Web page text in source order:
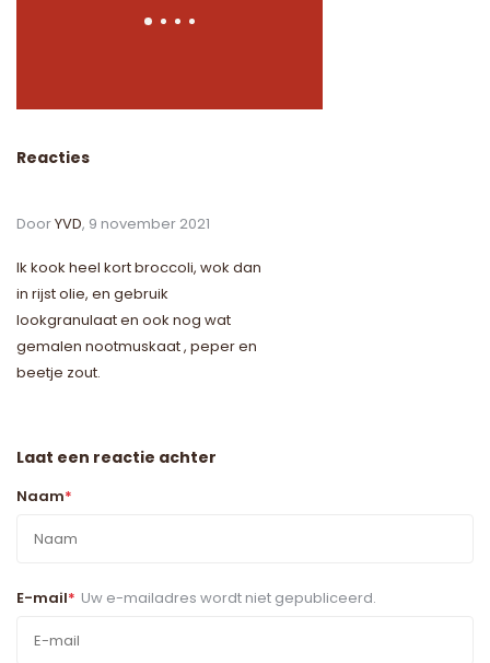
Reacties
DoorYVD, 9 november 2021
Ik kook heel kort broccoli, wok dan
in rijst olie, en gebruik
lookgranulaat en ook nog wat
gemalen nootmuskaat , peper en
beetje zout.
Laat een reactie achter
Naam*
E-mail* Uw e-mailadres wordt niet gepubliceerd.